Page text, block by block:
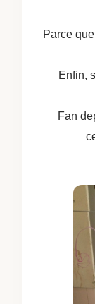
Parce
Enfin,
Fan